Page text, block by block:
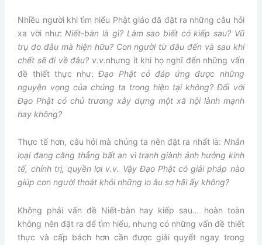
Nhiều người khi tìm hiểu Phật giáo đã đặt ra những câu hỏi
xa vời như: Niết-bàn là gì? Làm sao biết có kiếp sau? Vũ
trụ do đâu mà hiện hữu? Con người từ đâu đến và sau khi
chết sẽ đi về đâu? v.v.nhưng ít khi họ nghĩ đến những vấn
đề thiết thực như:Đạo Phật có đáp ứng được những
nguyện vọng của chúng ta trong hiện tại không? Đối với
Đạo Phật có chủ trương xây dựng một xã hội lành mạnh
hay không?
Thực tế hơn, câu hỏi mà chúng ta nên đặt ra nhất là: Nhân
loại đang căng thẳng bất an vì tranh giành ảnh hưởng kinh
tế, chính trị, quyền lợi v.v. Vậy Đạo Phật có giải pháp nào
giúp con người thoát khỏi những lo âu sợ hãi ấy không?
Không phải vấn đề Niết-bàn hay kiếp sau… hoàn toàn
không nên đặt ra để tìm hiểu, nhưng có những vấn đề thiết
thực và cấp bách hơn cần được giải quyết ngay trong